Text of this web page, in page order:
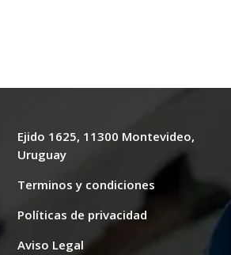
Ejido 1625, 11300 Montevideo,
Uruguay
Terminos y condiciones
Políticas de privacidad
Aviso Legal